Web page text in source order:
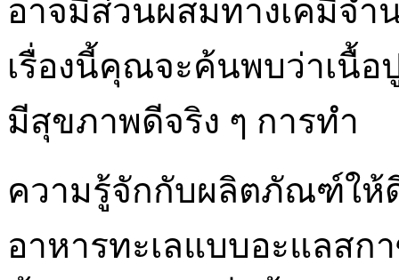
อาจมีส่วนผสมทางเคมีจ
เรื่องนี้คุณจะค้นพบว่าเนื้อ
มีสุขภาพดีจริง ๆ การทำ
ความรู้จักกับผลิตภัณฑ์ให้
อาหารทะเลแบบอะแลส